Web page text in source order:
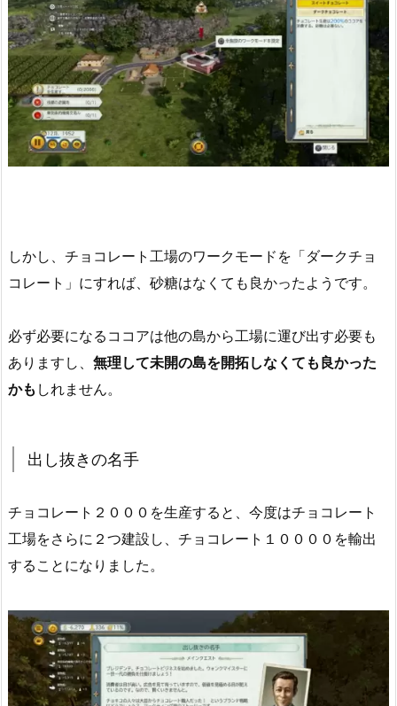
しかし、チョコレート工場のワークモードを「ダークチョ
コレート」にすれば、砂糖はなくても良かったようです。
必ず必要になるココアは他の島から工場に運び出す必要も
ありますし、 無理して未開の島を開拓しなくても良かった
かも しれません。
出し抜きの名手
チョコレート２０００を生産すると、今度はチョコレート
工場をさらに２つ建設し、チョコレート１００００を輸出
することになりました。